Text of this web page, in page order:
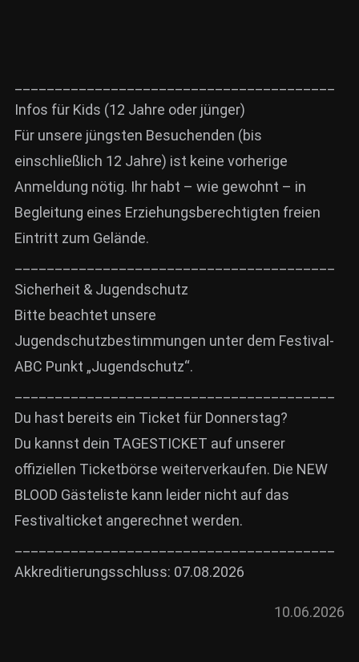
Infos für Kids (12 Jahre oder jünger)
Für unsere jüngsten Besuchenden (bis
einschließlich 12 Jahre) ist keine vorherige
Anmeldung nötig. Ihr habt – wie gewohnt – in
Begleitung eines Erziehungsberechtigten freien
Eintritt zum Gelände.
Sicherheit & Jugendschutz
Bitte beachtet unsere
Jugendschutzbestimmungen unter dem Festival-
ABC Punkt „Jugendschutz“.
Du hast bereits ein Ticket für Donnerstag?
Du kannst dein TAGESTICKET auf unserer
offiziellen Ticketbörse weiterverkaufen. Die NEW
BLOOD Gästeliste kann leider nicht auf das
Festivalticket angerechnet werden.
Akkreditierungsschluss: 07.08.2026
10.06.2026